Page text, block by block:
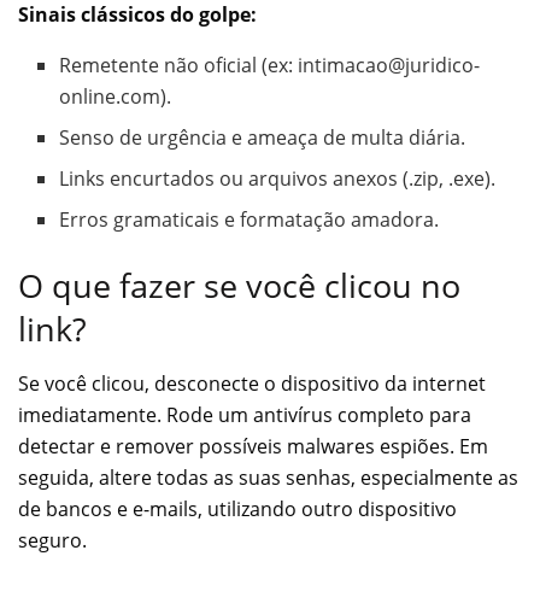
Sinais clássicos do golpe:
Remetente não oficial (ex: intimacao@juridico-
online.com).
Senso de urgência e ameaça de multa diária.
Links encurtados ou arquivos anexos (.zip, .exe).
Erros gramaticais e formatação amadora.
O que fazer se você clicou no
link?
Se você clicou, desconecte o dispositivo da internet
imediatamente. Rode um antivírus completo para
detectar e remover possíveis malwares espiões. Em
seguida, altere todas as suas senhas, especialmente as
de bancos e e-mails, utilizando outro dispositivo
seguro.